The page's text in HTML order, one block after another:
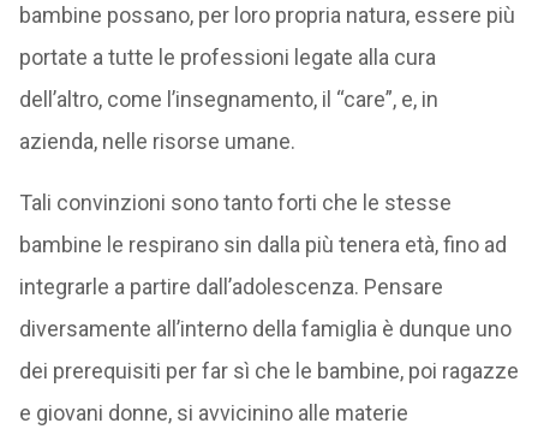
bambine possano, per loro propria natura, essere più
portate a tutte le professioni legate alla cura
dell’altro, come l’insegnamento, il “care”, e, in
azienda, nelle risorse umane.
Tali convinzioni sono tanto forti che le stesse
bambine le respirano sin dalla più tenera età, fino ad
integrarle a partire dall’adolescenza. Pensare
diversamente all’interno della famiglia è dunque uno
dei prerequisiti per far sì che le bambine, poi ragazze
e giovani donne, si avvicinino alle materie